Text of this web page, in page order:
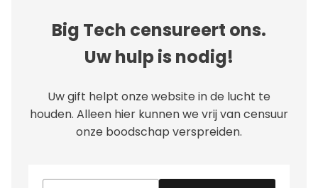
Big Tech censureert ons.
Uw hulp is nodig!
Uw gift helpt onze website in de lucht te
houden. Alleen hier kunnen we vrij van censuur
onze boodschap verspreiden.